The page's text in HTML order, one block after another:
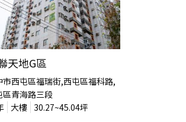
天地G區
市西屯區福瑞街,西屯區福科路,
區青海路三段
大樓 30.27~45.04坪